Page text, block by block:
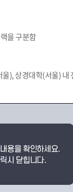
을 구분함
), 상경대학(서울) 내